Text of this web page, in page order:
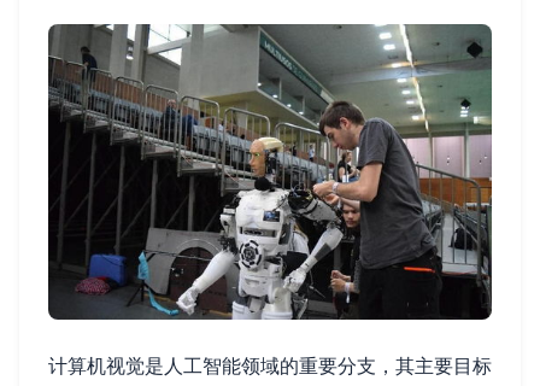
计算机视觉是人工智能领域的重要分支，其主要目标